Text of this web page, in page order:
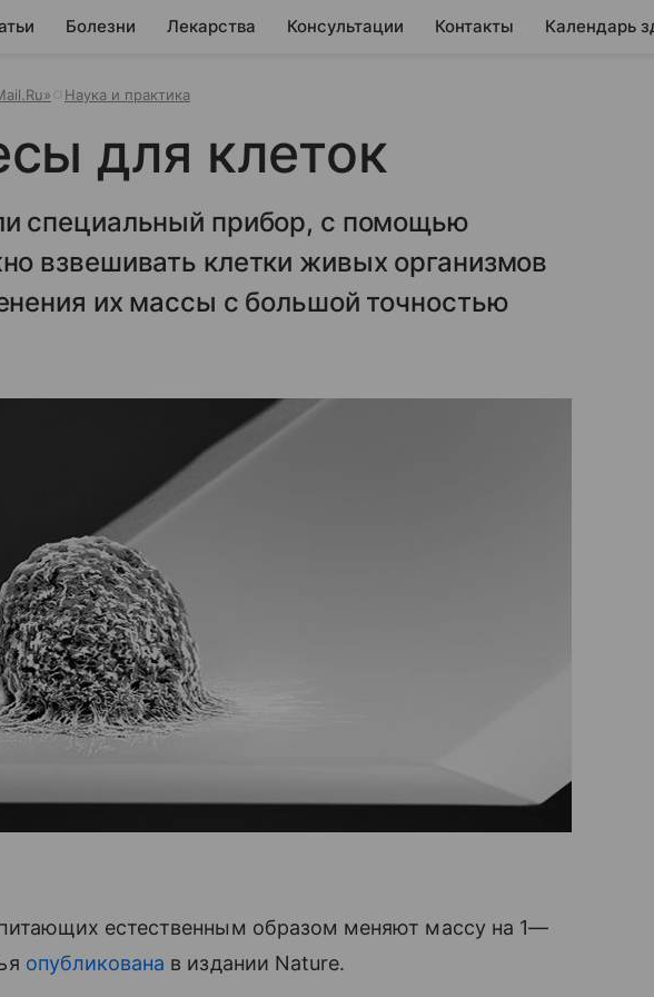
Болезни Лекарства Консультации Контакты Календарь
Наука и практика
для клеток
специальный прибор, с помощью
взвешивать клетки живых организмов
их массы с большой точностью
естественным образом меняют массу на 1—
опубликована в издании Nature.